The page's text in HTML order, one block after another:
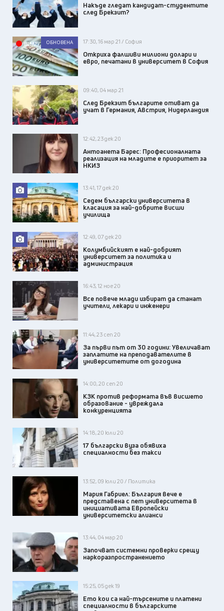
Накъде гледат кандидат-студентите
след Брекзит?
ВИДЕО ОБНОВЕНА 17:30, 16 мар 21 / София
Откриха фалшиви милиони долари и
евро, печатани в университет в София
09:40, 04 мар 21
След Брекзит българите отиват да
учат в Германия, Австрия, Нидерландия
12:42, 23 дек 20
Антоанета Барес: Професионалната
реализация на младите е приоритет за
НКИЗ
13:41, 17 дек 20
Седем български университета в
класация за най-добрите висши
училища
12:49, 07 дек 20
Колумбийският е най-добрият
университет за политика и
администрация
16:43, 12 ное 20
Все повече млади избират да станат
учители, лекари и инженери
11:44, 23 сеп 20
За първи път от 30 години: Увеличават
заплатите на преподавателите в
университетите от догодина
14:00, 20 сеп 20
КЗК против реформата във висшето
образование - увреждала
конкуренцията
14:18, 20 юли 20
17 български вуза обявиха
специалности без такси
13:52, 09 юли 20 / Политика
Мария Габриел: България вече е
представена с пет университета в
инициативата Европейски
университетски алианси
13:44, 04 мар 20
Започват системни проверки срещу
наркоразпространението
15:25, 05 дек 19
Ето кои са най-търсените и платени
специалности в българските